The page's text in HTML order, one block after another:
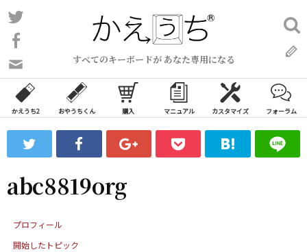
コ
ン
ン
ツ
ス
ッ
すべてのキーボードが あなた専用になる
い
合
わ
フ
ォ
ム
検
索:
かえうち2 おやうちくん 購入 マニュアル カスタマイズ フォーラム
abc8819org
プロフィール
開始したトピック